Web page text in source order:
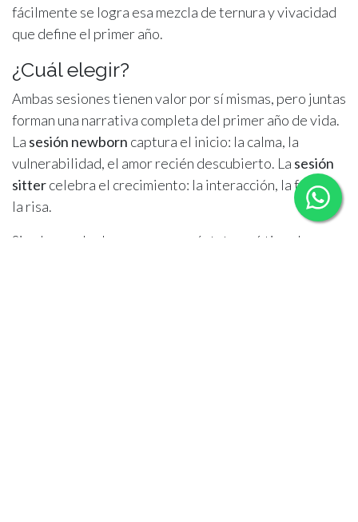
fácilmente se logra esa mezcla de ternura y vivacidad
que define el primer año.
¿Cuál elegir?
Ambas sesiones tienen valor por sí mismas, pero juntas
forman una narrativa completa del primer año de vida.
La sesión newborn captura el inicio: la calma, la
vulnerabilidad, el amor recién descubierto. La sesión
sittercelebra el crecimiento: la interacción, la fuerza,
la risa.
Si solo puedes hacer una, pregúntate qué tipo de